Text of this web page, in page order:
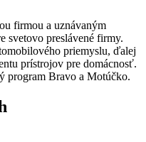
firmou a uznávaným
svetovo preslávené firmy.
priemyslu, ďalej
prístrojov pre domácnosť.
program Bravo a Motúčko.